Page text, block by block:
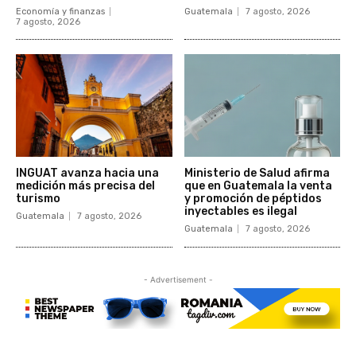
Economía y finanzas
7 agosto, 2026
Guatemala 7 agosto, 2026
INGUAT avanza hacia una
medición más precisa del
turismo
Guatemala 7 agosto, 2026
Ministerio de Salud afirma
que en Guatemala la venta
y promoción de péptidos
inyectables es ilegal
Guatemala 7 agosto, 2026
- Advertisement -